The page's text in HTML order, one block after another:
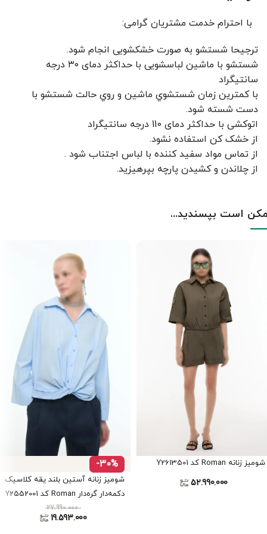
با احترام خدمت مشتریان گرامی:
ترجیحا شستشو به صورت خشکشویی انجام شود.
شستشو با ماشین لباسشویی با حداکثر دمای ۳۰ درجه
سانتیگراد
با کمترين زمان شستشوي ماشين و روي حالت شستشو با
دست شسته شود.
اتوکشی با حداکثر دمای 110 درجه سانتیگراد
از خشک کن استفاده نشود.
از تماس مواد سفید کننده با لباس اجتناب شود .
از چلاندن و کشيدن پارچه بپرهيزيد.
است بپسندید...
شومیز زنانه Roman کد Y2613501
52.990.000
-30%
شومیز زنانه آستین بلند یقه کلاسیک
دکمه‌دار گره‌دار Roman کد Y2552001
27.990.000
19.593.000